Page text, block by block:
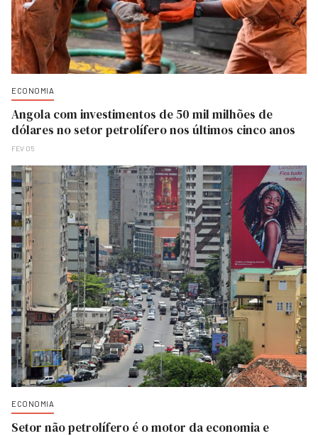
Angola com investimentos de 50 mil milhões de
dólares no setor petrolífero nos últimos cinco anos
FEV 05